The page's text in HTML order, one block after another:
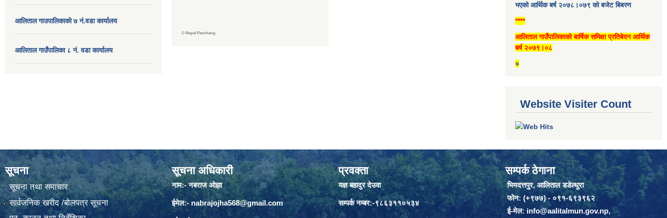
आलिताल गाउपालिकाको ७ नं.वडा कार्यालय
आलिताल गाउँपालिका ८ नं. वडा कार्यालय
© Nepal Panchang
भएको आर्थिक बर्ष २०७८।०७९ को बजेट बिबरण
****
आलिताल गाउँपालिकाको बार्षिक समिक्षा प्रतिबेदन आर्थिक
बर्ष २०७९।०८
०
Website Visiter Count
सूचना
सूचना तथा समाचार
सार्वजनिक खरीद /बोलपत्र सूचना
सूचना अधिकारी
नाम:- नबराज ओझा
ईमेल:- nabrajojha568@gmail.com
प्रवक्ता
यज्ञ बहादुर देउवा
सम्पर्क नम्बर:-९८६३११०५३४
सम्पर्क ठेगाना
भिमदत्तपुर, आलिताल डडेल्धुरा
फोन: (+९७७) - ०९१-६९३९६२
ई-मेल: info@aalitalmun.gov.np,